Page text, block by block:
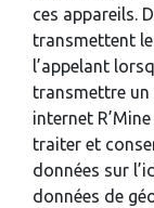
ces appareils.
transmettent
l’appelant
transmettre un
internet
traiter et
données sur
données de